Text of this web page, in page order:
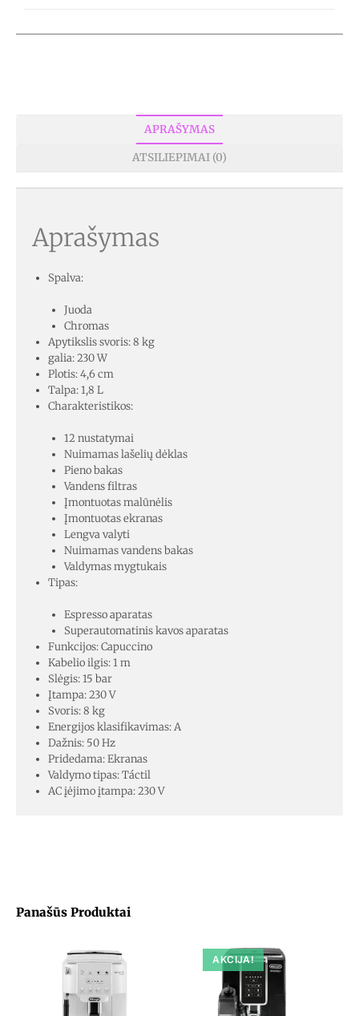
Panašūs Produktai
AKCIJA!
APRAŠYMAS
ATSILIEPIMAI (0)
Aprašymas
Spalva:
Juoda
Chromas
Apytikslis svoris: 8 kg
galia: 230 W
Plotis: 4,6 cm
Talpa: 1,8 L
Charakteristikos:
12 nustatymai
Nuimamas lašelių dėklas
Pieno bakas
Vandens filtras
Įmontuotas malūnėlis
Įmontuotas ekranas
Lengva valyti
Nuimamas vandens bakas
Valdymas mygtukais
Tipas:
Espresso aparatas
Superautomatinis kavos aparatas
Funkcijos: Capuccino
Kabelio ilgis: 1 m
Slėgis: 15 bar
Įtampa: 230 V
Svoris: 8 kg
Energijos klasifikavimas: A
Dažnis: 50 Hz
Pridedama: Ekranas
Valdymo tipas: Táctil
AC įėjimo įtampa: 230 V